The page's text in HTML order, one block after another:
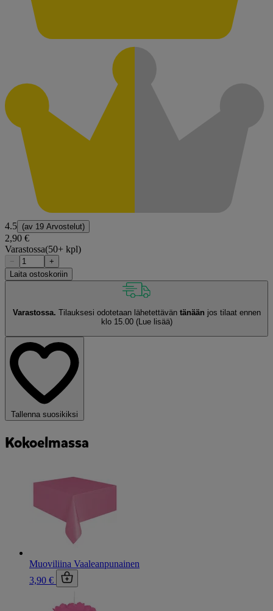
4.5 (av 19 Arvostelut)
2,90 €
Varastossa(50+ kpl)
−
+
Laita ostoskoriin
Varastossa. Tilauksesi odotetaan lähetettävän tänään jos tilaat ennen
klo 15.00 (Lue lisää)
Tallenna suosikiksi
Kokoelmassa
Muoviliina Vaaleanpunainen
3,90 €